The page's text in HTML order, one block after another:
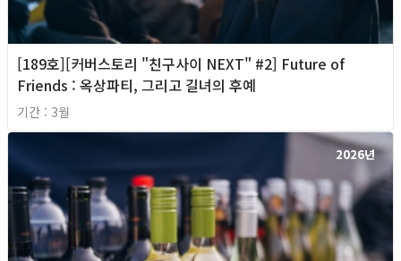
[189호][커버스토리 "친구사이 NEXT" #2] Future of
Friends : 옥상파티, 그리고 길녀의 후예
기간 : 3월
2026년